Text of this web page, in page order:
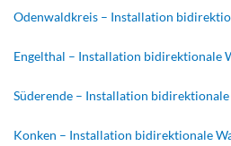
Odenwaldkreis – Installation
Engelthal – Installation bidirektionale
Süderende – Installation
Konken – Installation bidirektionale